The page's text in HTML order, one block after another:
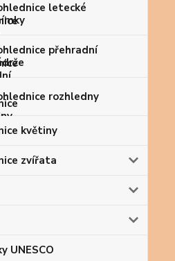
letecké
přehradní
rozhledny
květiny
zvířata
UNESCO